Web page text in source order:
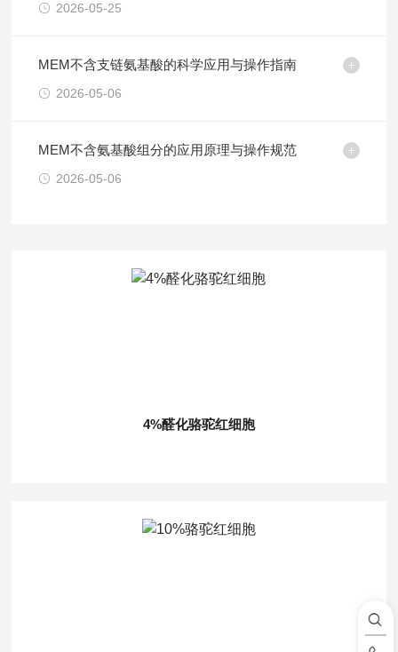
2026-05-25
MEM不含支链氨基酸的科学应用与操作指南
2026-05-06
MEM不含氨基酸组分的应用原理与操作规范
2026-05-06
4%醛化骆驼红细胞